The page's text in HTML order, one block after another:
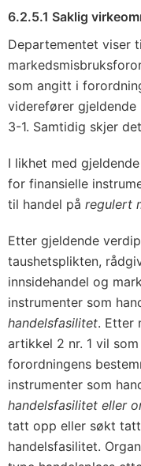
6.2.5.1 Saklig
Departementet viser
som angitt i
viderefører gjeldende
3-1. Samtidig skjer
I likhet med
for finansielle
til handel på regulert
Etter gjeldende
taushetsplikten,
innsidehandel og
instrumenter som
handelsfasilitet. Etter
artikkel 2 nr. 1 vil
forordningens
instrumenter som
handelsfasilitet eller
tatt opp eller søkt
handelsfasilitet.